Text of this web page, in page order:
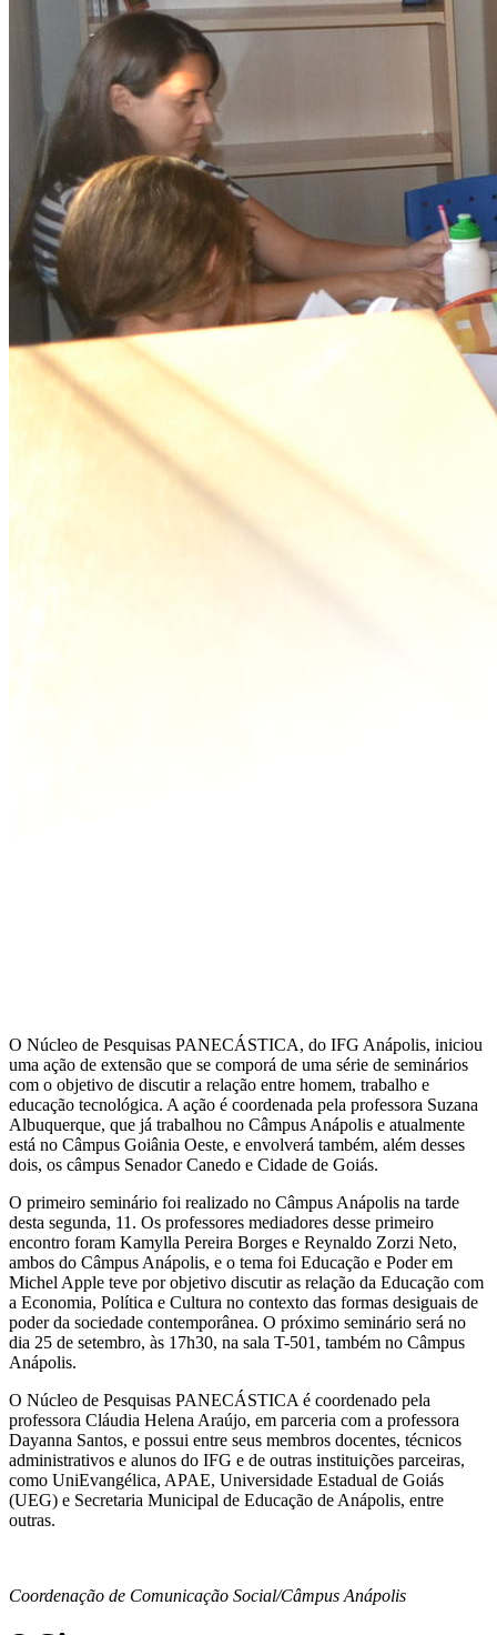
O Núcleo de Pesquisas PANECÁSTICA, do IFG Anápolis, iniciou
uma ação de extensão que se comporá de uma série de seminários
com o objetivo de discutir a relação entre homem, trabalho e
educação tecnológica. A ação é coordenada pela professora Suzana
Albuquerque, que já trabalhou no Câmpus Anápolis e atualmente
está no Câmpus Goiânia Oeste, e envolverá também, além desses
dois, os câmpus Senador Canedo e Cidade de Goiás.
O primeiro seminário foi realizado no Câmpus Anápolis na tarde
desta segunda, 11. Os professores mediadores desse primeiro
encontro foram Kamylla Pereira Borges e Reynaldo Zorzi Neto,
ambos do Câmpus Anápolis, e o tema foi Educação e Poder em
Michel Apple teve por objetivo discutir as relação da Educação com
a Economia, Política e Cultura no contexto das formas desiguais de
poder da sociedade contemporânea. O próximo seminário será no
dia 25 de setembro, às 17h30, na sala T-501, também no Câmpus
Anápolis.
O Núcleo de Pesquisas PANECÁSTICA é coordenado pela
professora Cláudia Helena Araújo, em parceria com a professora
Dayanna Santos, e possui entre seus membros docentes, técnicos
administrativos e alunos do IFG e de outras instituições parceiras,
como UniEvangélica, APAE, Universidade Estadual de Goiás
(UEG) e Secretaria Municipal de Educação de Anápolis, entre
outras.
Coordenação de Comunicação Social/Câmpus Anápolis